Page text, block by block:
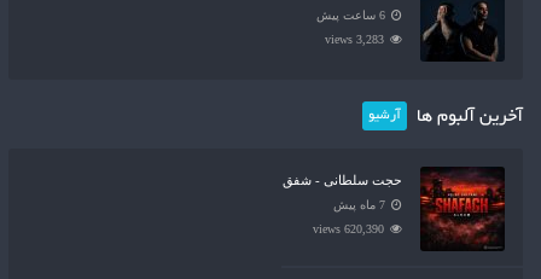
6 ساعت پیش
3,283 views
آخرین آلبوم ها آرشیو
حجت سلطانی - شفق
7 ماه پیش
620,390 views